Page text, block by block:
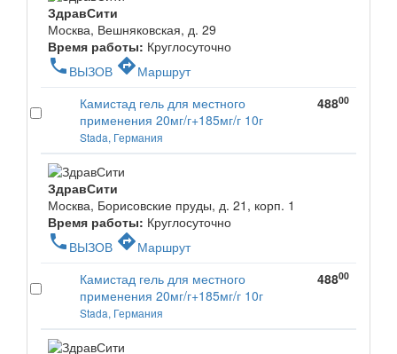
ЗдравСити
Москва, Вешняковская, д. 29
Время работы: Круглосуточно
phone ВЫЗОВ directionsМаршрут
Камистад гель для местного
применения 20мг/г+185мг/г 10г
Stada, Германия
48800
ЗдравСити
Москва, Борисовские пруды, д. 21, корп. 1
Время работы: Круглосуточно
phone ВЫЗОВ directionsМаршрут
Камистад гель для местного
применения 20мг/г+185мг/г 10г
Stada, Германия
48800